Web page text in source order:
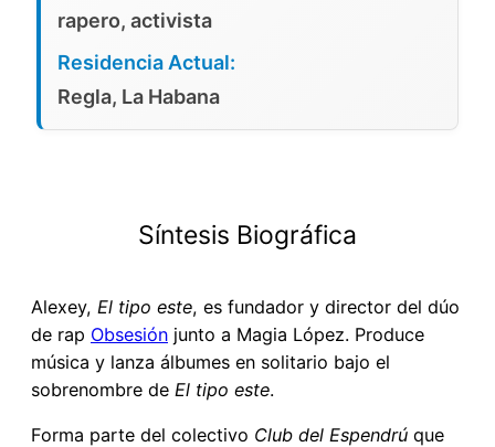
rapero, activista
Residencia Actual:
Regla, La Habana
Síntesis Biográfica
Alexey, El tipo este, es fundador y director del dúo
de rap Obsesión junto a Magia López. Produce
música y lanza álbumes en solitario bajo el
sobrenombre de El tipo este.
Forma parte del colectivo Club del Espendrú que